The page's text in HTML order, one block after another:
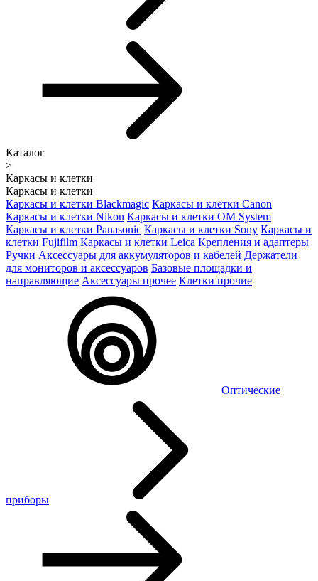
Каталог
>
Каркасы и клетки
Каркасы и клетки
Каркасы и клетки Blackmagic Каркасы и клетки Canon
Каркасы и клетки Nikon Каркасы и клетки OM System
Каркасы и клетки Panasonic Каркасы и клетки Sony Каркасы и
клетки Fujifilm Каркасы и клетки Leica Крепления и адаптеры
Ручки Аксессуары для аккумуляторов и кабелей Держатели
для мониторов и аксессуаров Базовые площадки и
направляющие Аксессуары прочее Клетки прочие
Оптические
приборы